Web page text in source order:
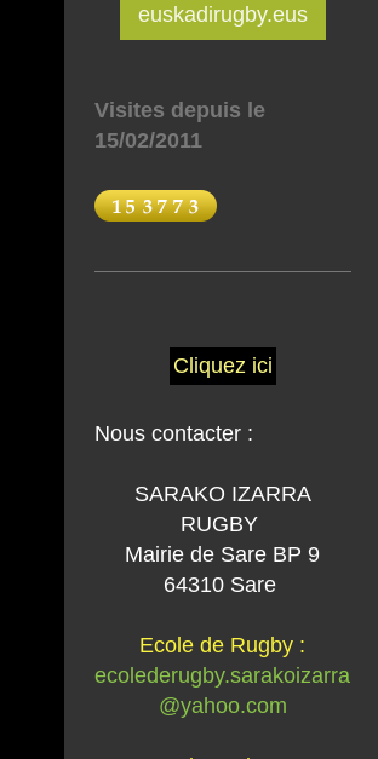
euskadirugby.eus
Visites depuis le
15/02/2011
Cliquez ici
Nous contacter :
SARAKO IZARRA
RUGBY
Mairie de Sare BP 9
64310 Sare
Ecole de Rugby :
ecolederugby.sarakoizarra
@yahoo.com